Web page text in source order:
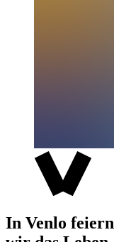
In Venlo feiern